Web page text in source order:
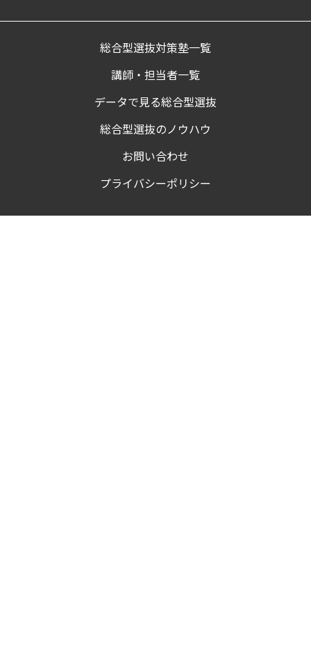
総合型選抜対策塾一覧
講師・担当者一覧
データで見る総合型選抜
総合型選抜のノウハウ
お問い合わせ
プライバシーポリシー